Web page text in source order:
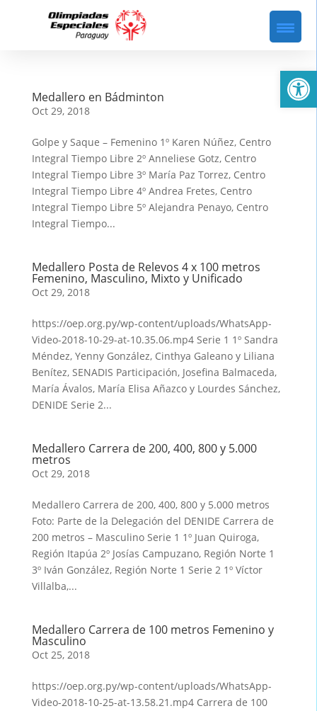
Medallero en Bádminton
Oct 29, 2018
Golpe y Saque – Femenino 1º Karen Núñez, Centro
Integral Tiempo Libre 2º Anneliese Gotz, Centro
Integral Tiempo Libre 3º María Paz Torrez, Centro
Integral Tiempo Libre 4º Andrea Fretes, Centro
Integral Tiempo Libre 5º Alejandra Penayo, Centro
Integral Tiempo...
Medallero Posta de Relevos 4 x 100 metros
Femenino, Masculino, Mixto y Unificado
Oct 29, 2018
https://oep.org.py/wp-content/uploads/WhatsApp-
Video-2018-10-29-at-10.35.06.mp4 Serie 1 1º Sandra
Méndez, Yenny González, Cinthya Galeano y Liliana
Benítez, SENADIS Participación, Josefina Balmaceda,
María Ávalos, María Elisa Añazco y Lourdes Sánchez,
DENIDE Serie 2...
Medallero Carrera de 200, 400, 800 y 5.000
metros
Oct 29, 2018
Medallero Carrera de 200, 400, 800 y 5.000 metros
Foto: Parte de la Delegación del DENIDE Carrera de
200 metros – Masculino Serie 1 1º Juan Quiroga,
Región Itapúa 2º Josías Campuzano, Región Norte 1
3º Iván González, Región Norte 1 Serie 2 1º Víctor
Villalba,...
Medallero Carrera de 100 metros Femenino y
Masculino
Oct 25, 2018
https://oep.org.py/wp-content/uploads/WhatsApp-
Video-2018-10-25-at-13.58.21.mp4 Carrera de 100